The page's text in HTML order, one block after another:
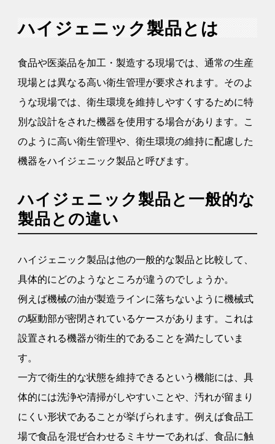
ハイジェニック製品とは
食品や医薬品を加工・製造する現場では、通常の生産
現場とは異なる高い衛生管理が要求されます。そのよ
うな現場では、衛生環境を維持しやすくするために特
別な設計をされた機器を使用する場合があります。こ
のように高い衛生管理や、衛生環境の維持に配慮した
機器をハイジェニック製品と呼びます。
ハイジェニック製品と一般的な
製品との違い
ハイジェニック製品は他の一般的な製品と比較して、
具体的にどのようなところが違うのでしょうか。
例えば機械の油が製造ラインに落ちないように機械式
の駆動部が密閉されているケースがあります。これは
設置される機器が衛生的であることを満たしていま
す。
一方で衛生的な状態を維持できるという機能には、具
体的には洗浄や清掃がしやすいことや、汚れが留まり
にくい形状であることが挙げられます。例えば食品工
場で食品を混ぜ合わせるミキサーであれば、食品に触